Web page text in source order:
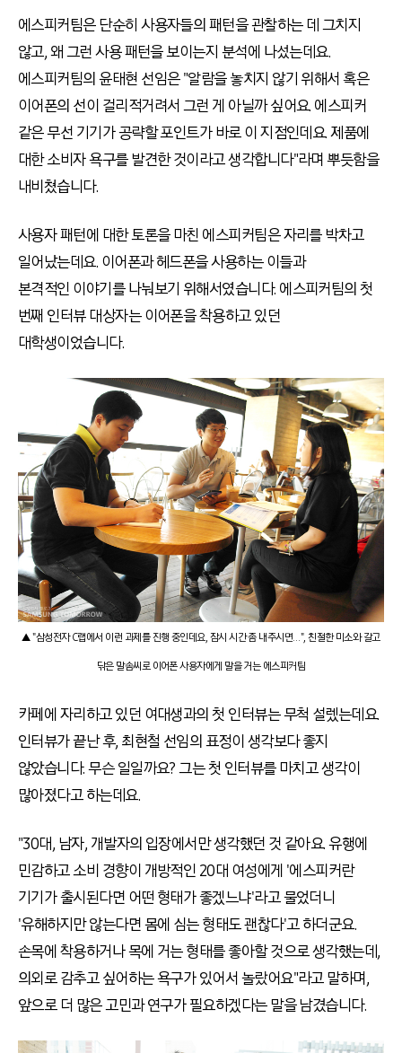
에스피커팀은 단순히 사용자들의 패턴을 관찰하는 데 그치지
않고, 왜 그런 사용 패턴을 보이는지 분석에 나섰는데요.
에스피커팀의 윤태현 선임은 "알람을 놓치지 않기 위해서 혹은
이어폰의 선이 걸리적거려서 그런 게 아닐까 싶어요. 에스피커
같은 무선 기기가 공략할 포인트가 바로 이 지점인데요. 제품에
대한 소비자 욕구를 발견한 것이라고 생각합니다"라며 뿌듯함을
내비쳤습니다.
사용자 패턴에 대한 토론을 마친 에스피커팀은 자리를 박차고
일어났는데요. 이어폰과 헤드폰을 사용하는 이들과
본격적인 이야기를 나눠보기 위해서였습니다. 에스피커팀의 첫
번째 인터뷰 대상자는 이어폰을 착용하고 있던
대학생이었습니다.
▲ "삼성전자 C랩에서 이런 과제를 진행 중인데요, 잠시 시간 좀 내주시면…", 친절한 미소와 갈고
닦은 말솜씨로 이어폰 사용자에게 말을 거는 에스피커팀
카페에 자리하고 있던 여대생과의 첫 인터뷰는 무척 설렜는데요.
인터뷰가 끝난 후, 최현철 선임의 표정이 생각보다 좋지
않았습니다. 무슨 일일까요? 그는 첫 인터뷰를 마치고 생각이
많아졌다고 하는데요.
"30대, 남자, 개발자의 입장에서만 생각했던 것 같아요. 유행에
민감하고 소비 경향이 개방적인 20대 여성에게 '에스피커란
기기가 출시된다면 어떤 형태가 좋겠느냐'라고 물었더니
'유해하지만 않는다면 몸에 심는 형태도 괜찮다'고 하더군요.
손목에 착용하거나 목에 거는 형태를 좋아할 것으로 생각했는데,
의외로 감추고 싶어하는 욕구가 있어서 놀랐어요"라고 말하며,
앞으로 더 많은 고민과 연구가 필요하겠다는 말을 남겼습니다.